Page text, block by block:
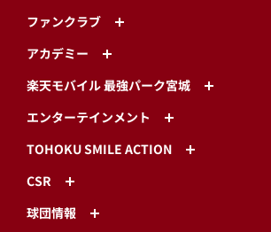
ファンクラブ
アカデミー
楽天モバイル 最強パーク宮城
エンターテインメント
TOHOKU SMILE ACTION
CSR
球団情報